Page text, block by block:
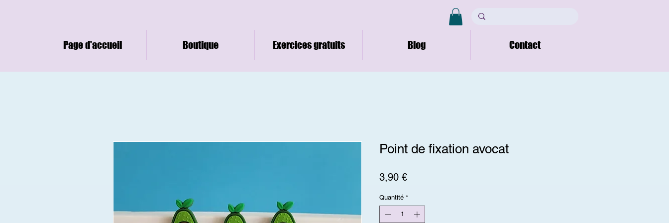
Page d'accueil Boutique Exercices gratuits Blog Contact
Point de fixation avocat
3,90 €Prix
Quantité *